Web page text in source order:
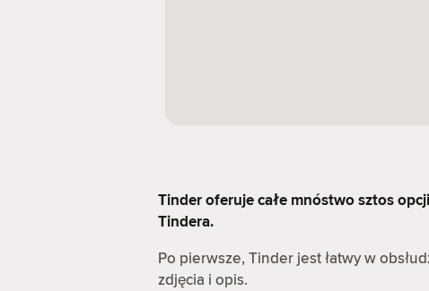
Tinder oferuje całe mnóstwo sztos
Tindera.
Po pierwsze, Tinder jest łatwy w
zdjęcia i opis.